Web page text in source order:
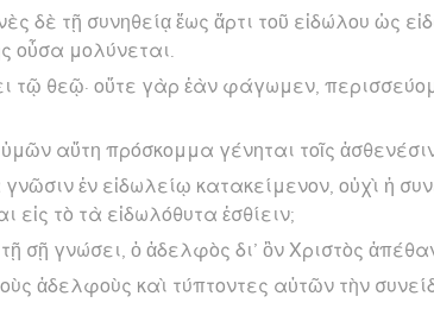
δὲ τῇ συνηθείᾳ ἕως ἄρτι τοῦ εἰδώλου ὡς
οὖσα μολύνεται.
τῷ θεῷ· οὔτε γὰρ ἐὰν φάγωμεν,
αὕτη πρόσκομμα γένηται τοῖς
γνῶσιν ἐν εἰδωλείῳ κατακείμενον, οὐχὶ ἡ
εἰς τὸ τὰ εἰδωλόθυτα ἐσθίειν;
σῇ γνώσει, ὁ ἀδελφὸς δι’ ὃν Χριστὸς
ἀδελφοὺς καὶ τύπτοντες αὐτῶν τὴν